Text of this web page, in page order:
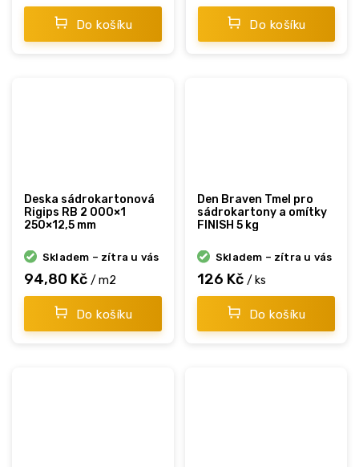
Do košíku Do košíku
Deska sádrokartonová
Rigips RB 2 000×1
250×12,5 mm
Skladem – zítra u vás
94,80 Kč / m2
Do košíku
Den Braven Tmel pro
sádrokartony a omítky
FINISH 5 kg
Skladem – zítra u vás
126 Kč / ks
Do košíku